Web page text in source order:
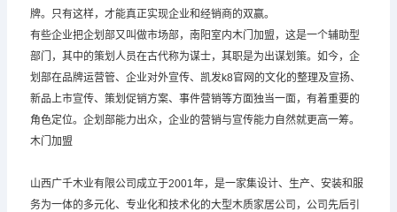
牌。只有这样，才能真正实现企业和经销商的双赢。
有些企业把企划部又叫做市场部，南阳室内木门加盟，这是一个辅助型
部门，其中的策划人员在古代称为谋士，其职是为出谋划策。如今，企
划部在品牌运营管、企业对外宣传、凯发k8官网的文化的整理及宣扬、
新品上市宣传、策划促销方案、事件营销等方面独当一面，有着重要的
角色定位。企划部能力出众，企业的营销与宣传能力自然就更高一筹。
木门加盟
山西广千木业有限公司成立于2001年，是一家集设计、生产、安装和服
务为一体的多元化、专业化和技术化的大型木质家居公司，公司先后引